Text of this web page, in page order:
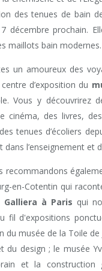
des tenues de bain
décembre prochain.
maillots bain modernes.
un amoureux des
d’exposition du
Vous y découvrirez
cinéma, des livres,
tenues d’écoliers
dans l’enseignement et
recommandons
en-Cotentin qui
Galliera à Paris qui
fil d'expositions
du musée de la Toile
du design ; le musée
et la construction